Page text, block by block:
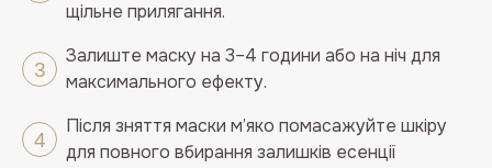
щільне прилягання.
Залиште маску на 3–4 години або на ніч для
максимального ефекту.
Після зняття маски м’яко помасажуйте шкіру
для повного вбирання залишків есенції